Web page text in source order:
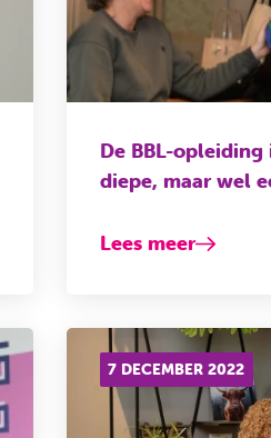
De BBL-
diepe, maar wel
Lees meer
7 DECEMBER 2022